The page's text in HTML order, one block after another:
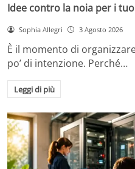
Idee contro la noia per i
Sophia Allegri 3 Agosto 2026
È il momento di
po’ di intenzione. Perché…
Leggi di più